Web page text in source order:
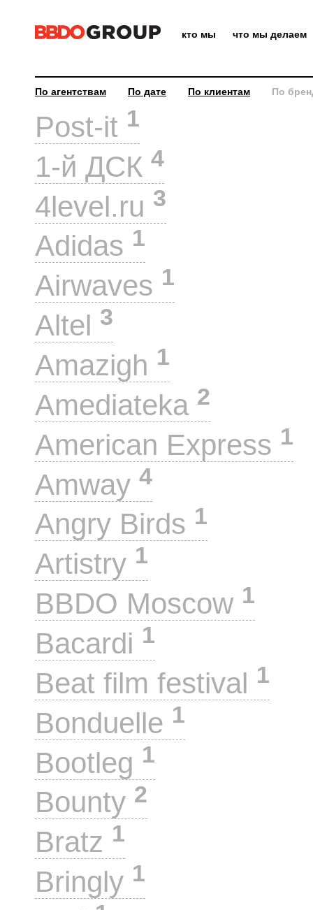
кто мы что мы делаем
По агентствам По дате По клиентам По
Post-it 1
1-й ДСК 4
4level.ru 3
Adidas 1
Airwaves 1
Altel 3
Amazigh 1
Amediateka 2
American Express 1
Amway 4
Angry Birds 1
Artistry 1
BBDO Moscow 1
Bacardi 1
Beat film festival 1
Bonduelle 1
Bootleg 1
Bounty 2
Bratz 1
Bringly 1